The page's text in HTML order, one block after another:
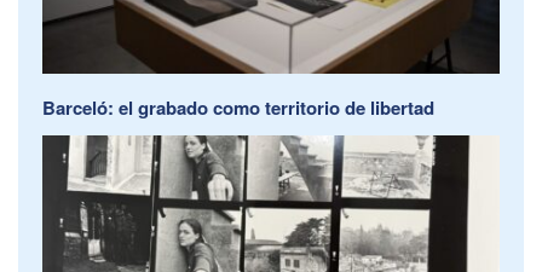
Barceló: el grabado como territorio de libertad